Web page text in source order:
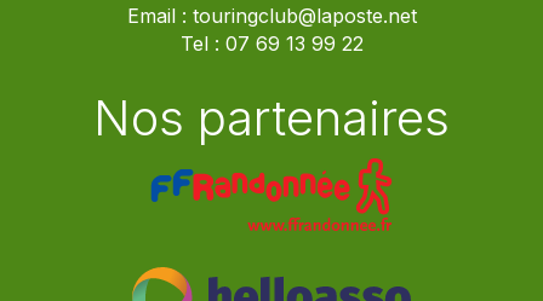
Email : touringclub@laposte.net
Tel : 07 69 13 99 22
Nos partenaires